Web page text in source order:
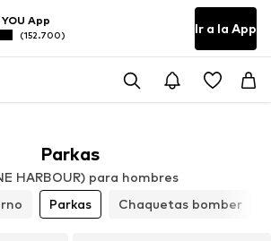
App
(152.700) Ir a la App
Parkas
HARBOUR) para hombres
Parkas Chaquetas bomber